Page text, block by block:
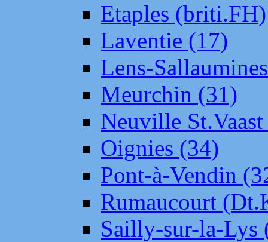
Etaples (briti.FH)
Laventie (17)
Lens-
Meurchin (31)
Neuville
Oignies (34)
Pont-à-Vendin
Rumaucourt
Sailly-sur-la-Lys